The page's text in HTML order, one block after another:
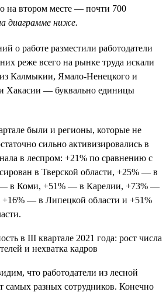
на втором месте — почти 700
диаграмме ниже.
о работе разместили работодатели
реже всего на рынке труда искали
Калмыкии, Ямало-Ненецкого и
Хакасии — буквально единицы
были и регионы, которые не
сильно активизировались в
в леспром: +21% по сравнению с
в Тверской области, +25% — в
— в Коми, +51% — в Карелии, +73% —
+16% — в Липецкой области и +51%
что работодатели из лесной
разных сотрудников. Конечно